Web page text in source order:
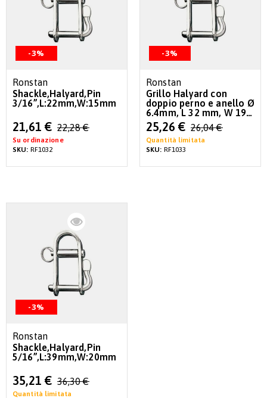
-3%
Ronstan
Shackle,Halyard,Pin
3/16”,L:22mm,W:15mm
Special
Price
21,61 € 22,28 €
Su ordinazione
SKU: RF1032
-3%
Ronstan
Grillo Halyard con
doppio perno e anello Ø
6.4mm, L 32 mm, W 19
mm
Special
Price
25,26 € 26,04 €
Quantità limitata
SKU: RF1033
-3%
Ronstan
Shackle,Halyard,Pin
5/16”,L:39mm,W:20mm
Special
Price
35,21 € 36,30 €
Quantità limitata